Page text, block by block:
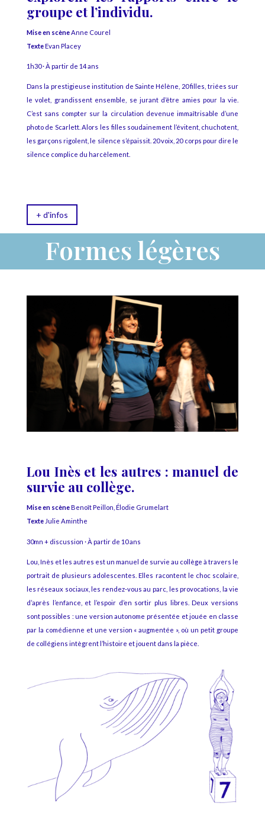
groupe et l’individu.
Mise en scèneAnne Courel
TexteEvan Placey
1h30 · À partir de 14 ans
Dans la prestigieuse institution de Sainte Hélène, 20 filles, triées sur
le volet, grandissent ensemble, se jurant d’être amies pour la vie.
C’est sans compter sur la circulation devenue immaîtrisable d’une
photo de Scarlett. Alors les filles soudainement l’évitent, chuchotent,
les garçons rigolent, le silence s’épaissit. 20 voix, 20 corps pour dire le
silence complice du harcèlement.
+ d'infos
Formes légères
Lou Inès et les autres : manuel de
survie au collège.
Mise en scèneBenoît Peillon, Élodie Grumelart
TexteJulie Aminthe
30mn + discussion · À partir de 10 ans
Lou, Inès et les autres est un manuel de survie au collège à travers le
portrait de plusieurs adolescentes. Elles racontent le choc scolaire,
les réseaux sociaux, les rendez-vous au parc, les provocations, la vie
d’après l’enfance, et l’espoir d’en sortir plus libres. Deux versions
sont possibles : une version autonome présentée et jouée en classe
par la comédienne et une version « augmentée », où un petit groupe
de collégiens intègrent l’histoire et jouent dans la pièce.